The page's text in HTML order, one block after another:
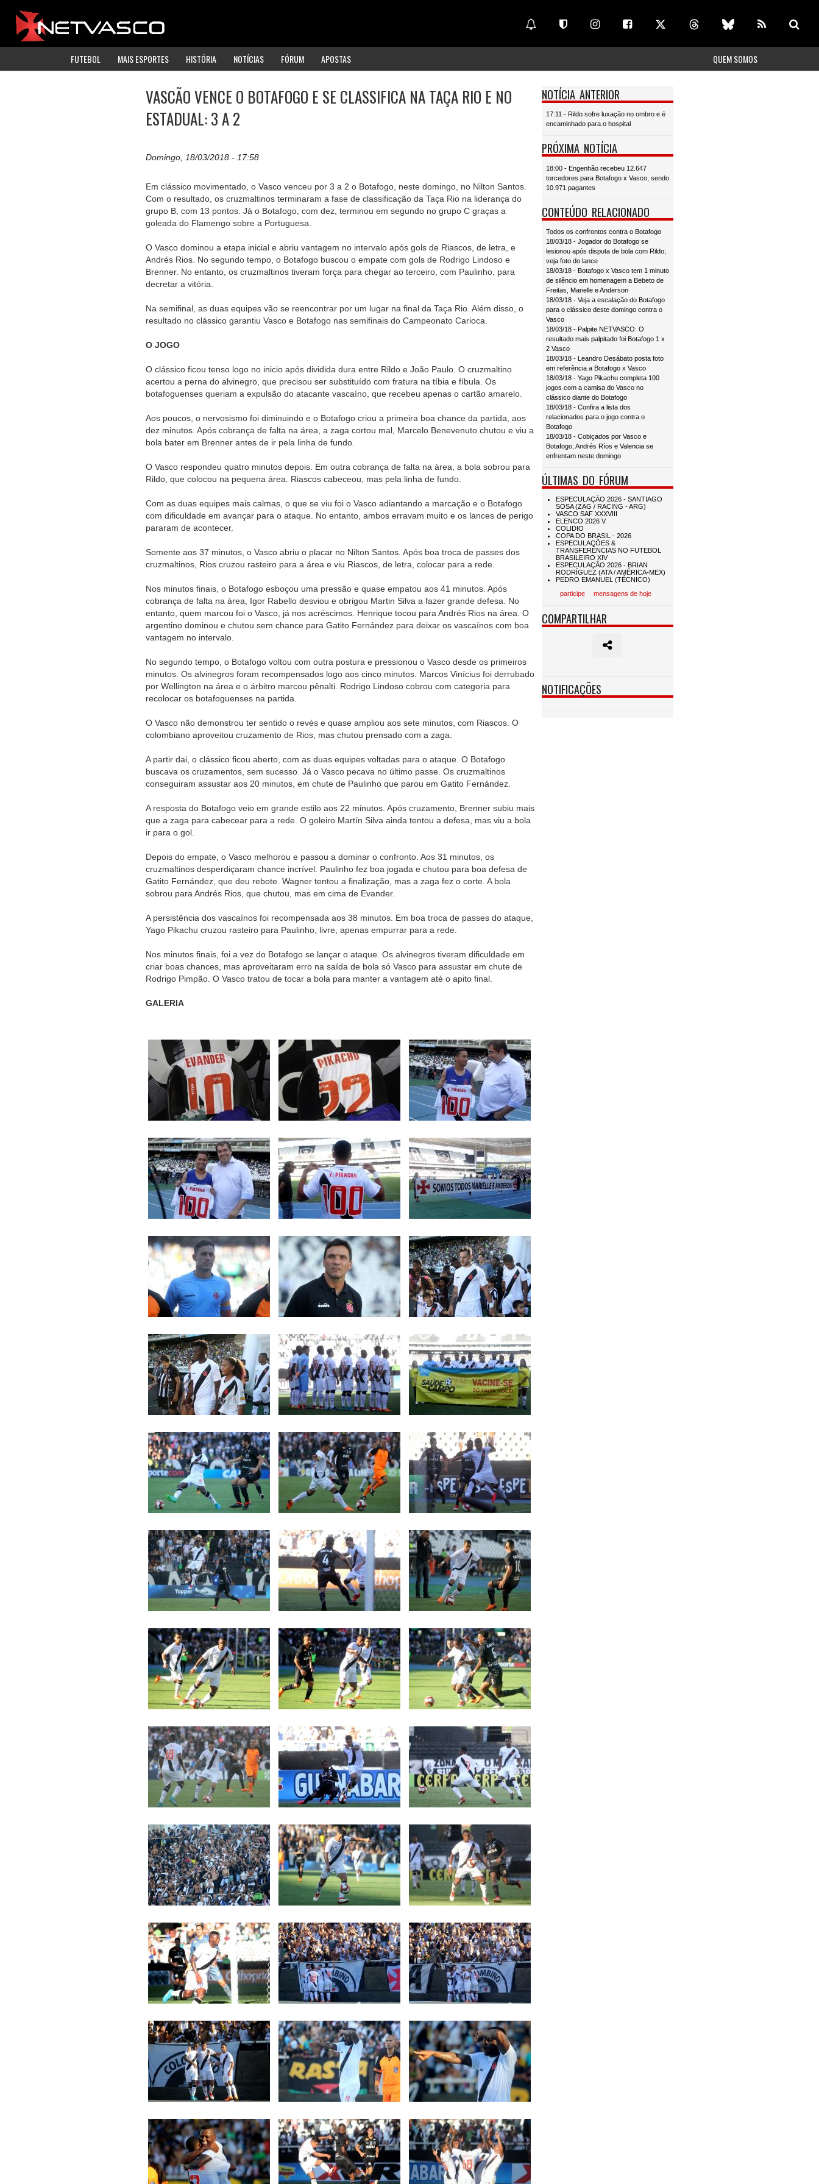
FUTEBOL MAIS ESPORTES HISTÓRIA NOTÍCIAS FÓRUM APOSTAS QUEM SOMOS
VASCÃO VENCE O BOTAFOGO E SE CLASSIFICA NA TAÇA RIO E NO
ESTADUAL: 3 A 2
Domingo, 18/03/2018 - 17:58
Em clássico movimentado, o Vasco venceu por 3 a 2 o Botafogo, neste domingo, no Nilton Santos.
Com o resultado, os cruzmaltinos terminaram a fase de classificação da Taça Rio na liderança do
grupo B, com 13 pontos. Já o Botafogo, com dez, terminou em segundo no grupo C graças a
goleada do Flamengo sobre a Portuguesa.
O Vasco dominou a etapa inicial e abriu vantagem no intervalo após gols de Riascos, de letra, e
Andrés Rios. No segundo tempo, o Botafogo buscou o empate com gols de Rodrigo Lindoso e
Brenner. No entanto, os cruzmaltinos tiveram força para chegar ao terceiro, com Paulinho, para
decretar a vitória.
Na semifinal, as duas equipes vão se reencontrar por um lugar na final da Taça Rio. Além disso, o
resultado no clássico garantiu Vasco e Botafogo nas semifinais do Campeonato Carioca.
O JOGO
O clássico ficou tenso logo no inicio após dividida dura entre Rildo e João Paulo. O cruzmaltino
acertou a perna do alvinegro, que precisou ser substituído com fratura na tíbia e fíbula. Os
botafoguenses queriam a expulsão do atacante vascaíno, que recebeu apenas o cartão amarelo.
Aos poucos, o nervosismo foi diminuindo e o Botafogo criou a primeira boa chance da partida, aos
dez minutos. Após cobrança de falta na área, a zaga cortou mal, Marcelo Benevenuto chutou e viu a
bola bater em Brenner antes de ir pela linha de fundo.
O Vasco respondeu quatro minutos depois. Em outra cobrança de falta na área, a bola sobrou para
Rildo, que colocou na pequena área. Riascos cabeceou, mas pela linha de fundo.
Com as duas equipes mais calmas, o que se viu foi o Vasco adiantando a marcação e o Botafogo
com dificuldade em avançar para o ataque. No entanto, ambos erravam muito e os lances de perigo
pararam de acontecer.
Somente aos 37 minutos, o Vasco abriu o placar no Nilton Santos. Após boa troca de passes dos
cruzmaltinos, Rios cruzou rasteiro para a área e viu Riascos, de letra, colocar para a rede.
Nos minutos finais, o Botafogo esboçou uma pressão e quase empatou aos 41 minutos. Após
cobrança de falta na área, Igor Rabello desviou e obrigou Martin Silva a fazer grande defesa. No
entanto, quem marcou foi o Vasco, já nos acréscimos. Henrique tocou para Andrés Rios na área. O
argentino dominou e chutou sem chance para Gatito Fernández para deixar os vascaínos com boa
vantagem no intervalo.
No segundo tempo, o Botafogo voltou com outra postura e pressionou o Vasco desde os primeiros
minutos. Os alvinegros foram recompensados logo aos cinco minutos. Marcos Vinícius foi derrubado
por Wellington na área e o árbitro marcou pênalti. Rodrigo Lindoso cobrou com categoria para
recolocar os botafoguenses na partida.
O Vasco não demonstrou ter sentido o revés e quase ampliou aos sete minutos, com Riascos. O
colombiano aproveitou cruzamento de Rios, mas chutou prensado com a zaga.
A partir dai, o clássico ficou aberto, com as duas equipes voltadas para o ataque. O Botafogo
buscava os cruzamentos, sem sucesso. Já o Vasco pecava no último passe. Os cruzmaltinos
conseguiram assustar aos 20 minutos, em chute de Paulinho que parou em Gatito Fernández.
A resposta do Botafogo veio em grande estilo aos 22 minutos. Após cruzamento, Brenner subiu mais
que a zaga para cabecear para a rede. O goleiro Martín Silva ainda tentou a defesa, mas viu a bola
ir para o gol.
Depois do empate, o Vasco melhorou e passou a dominar o confronto. Aos 31 minutos, os
cruzmaltinos desperdiçaram chance incrível. Paulinho fez boa jogada e chutou para boa defesa de
Gatito Fernández, que deu rebote. Wagner tentou a finalização, mas a zaga fez o corte. A bola
sobrou para Andrés Rios, que chutou, mas em cima de Evander.
A persistência dos vascaínos foi recompensada aos 38 minutos. Em boa troca de passes do ataque,
Yago Pikachu cruzou rasteiro para Paulinho, livre, apenas empurrar para a rede.
Nos minutos finais, foi a vez do Botafogo se lançar o ataque. Os alvinegros tiveram dificuldade em
criar boas chances, mas aproveitaram erro na saída de bola só Vasco para assustar em chute de
Rodrigo Pimpão. O Vasco tratou de tocar a bola para manter a vantagem até o apito final.
GALERIA
NOTÍCIA ANTERIOR
17:11 - Rildo sofre luxação no ombro e é
encaminhado para o hospital
PRÓXIMA NOTÍCIA
18:00 - Engenhão recebeu 12.647
torcedores para Botafogo x Vasco, sendo
10.971 pagantes
CONTEÚDO RELACIONADO
Todos os confrontos contra o Botafogo
18/03/18 - Jogador do Botafogo se
lesionou após disputa de bola com Rildo;
veja foto do lance
18/03/18 - Botafogo x Vasco tem 1 minuto
de silêncio em homenagem a Bebeto de
Freitas, Marielle e Anderson
18/03/18 - Veja a escalação do Botafogo
para o clássico deste domingo contra o
Vasco
18/03/18 - Palpite NETVASCO: O
resultado mais palpitado foi Botafogo 1 x
2 Vasco
18/03/18 - Leandro Desábato posta foto
em referência a Botafogo x Vasco
18/03/18 - Yago Pikachu completa 100
jogos com a camisa do Vasco no
clássico diante do Botafogo
18/03/18 - Confira a lista dos
relacionados para o jogo contra o
Botafogo
18/03/18 - Cobiçados por Vasco e
Botafogo, Andrés Ríos e Valencia se
enfrentam neste domingo
ÚLTIMAS DO FÓRUM
participe mensagens de hoje
COMPARTILHAR
NOTIFICAÇÕES